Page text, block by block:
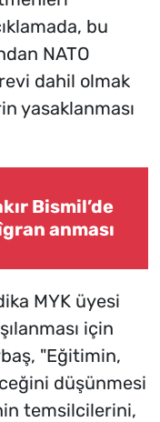
bu
NATO
dahil olmak
yasaklanması
Bismil’de
anması
MYK üyesi
için
"Eğitimin,
düşünmesi
temsilcilerini,